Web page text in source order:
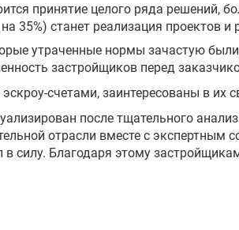
принятие целого ряда решений,
35%) станет реализация проектов и
утраченные нормы зачастую
застройщиков перед
счетами, заинтересованы в их
после тщательного
отрасли вместе с
в силу. Благодаря этому